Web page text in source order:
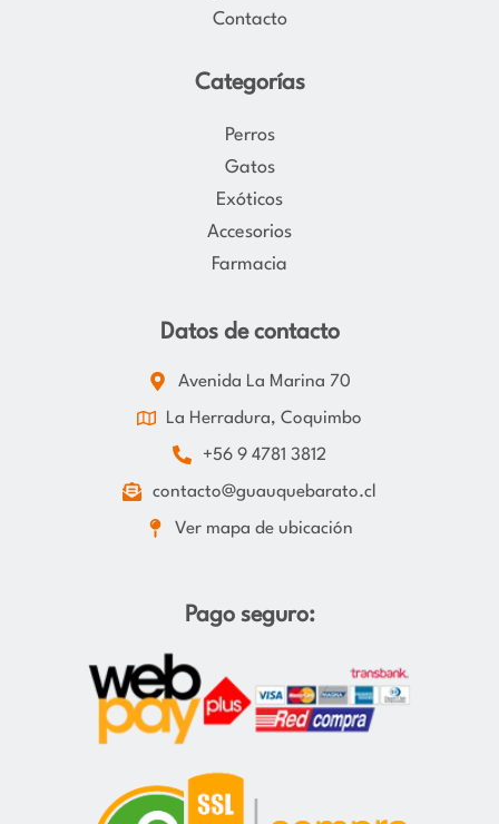
Contacto
Categorías
Perros
Gatos
Exóticos
Accesorios
Farmacia
Datos de contacto
Avenida La Marina 70
La Herradura, Coquimbo
+56 9 4781 3812
contacto@guauquebarato.cl
Ver mapa de ubicación
Pago seguro: